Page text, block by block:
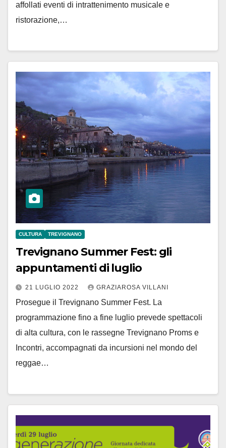
affollati eventi di intrattenimento musicale e
ristorazione,…
CULTURA TREVIGNANO
Trevignano Summer Fest: gli
appuntamenti di luglio
21 LUGLIO 2022 GRAZIAROSA VILLANI
Prosegue il Trevignano Summer Fest. La
programmazione fino a fine luglio prevede spettacoli
di alta cultura, con le rassegne Trevignano Proms e
Incontri, accompagnati da incursioni nel mondo del
reggae…